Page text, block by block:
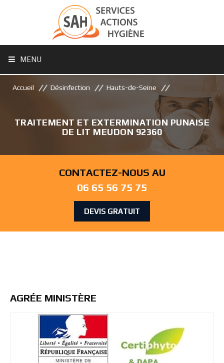
MENU
Accueil Désinfection Hauts-de-Seine
TRAITEMENT ET EXTERMINATION PUNAISE
DE LIT MEUDON 92360
CONTACTEZ-NOUS AU
06 65 56 75 75
DEVIS GRATUIT
AGRÉE MINISTÈRE